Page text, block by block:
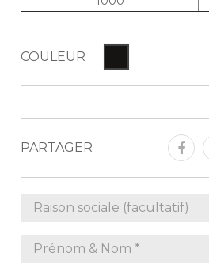
COULEUR
PARTAGER